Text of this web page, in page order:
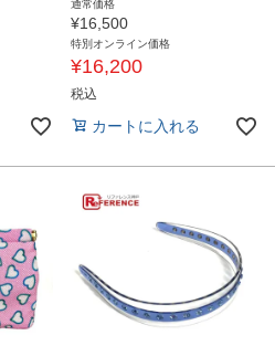
通常価格
¥16,500
特別オンライン価格
¥16,200
税込
カートに入れる